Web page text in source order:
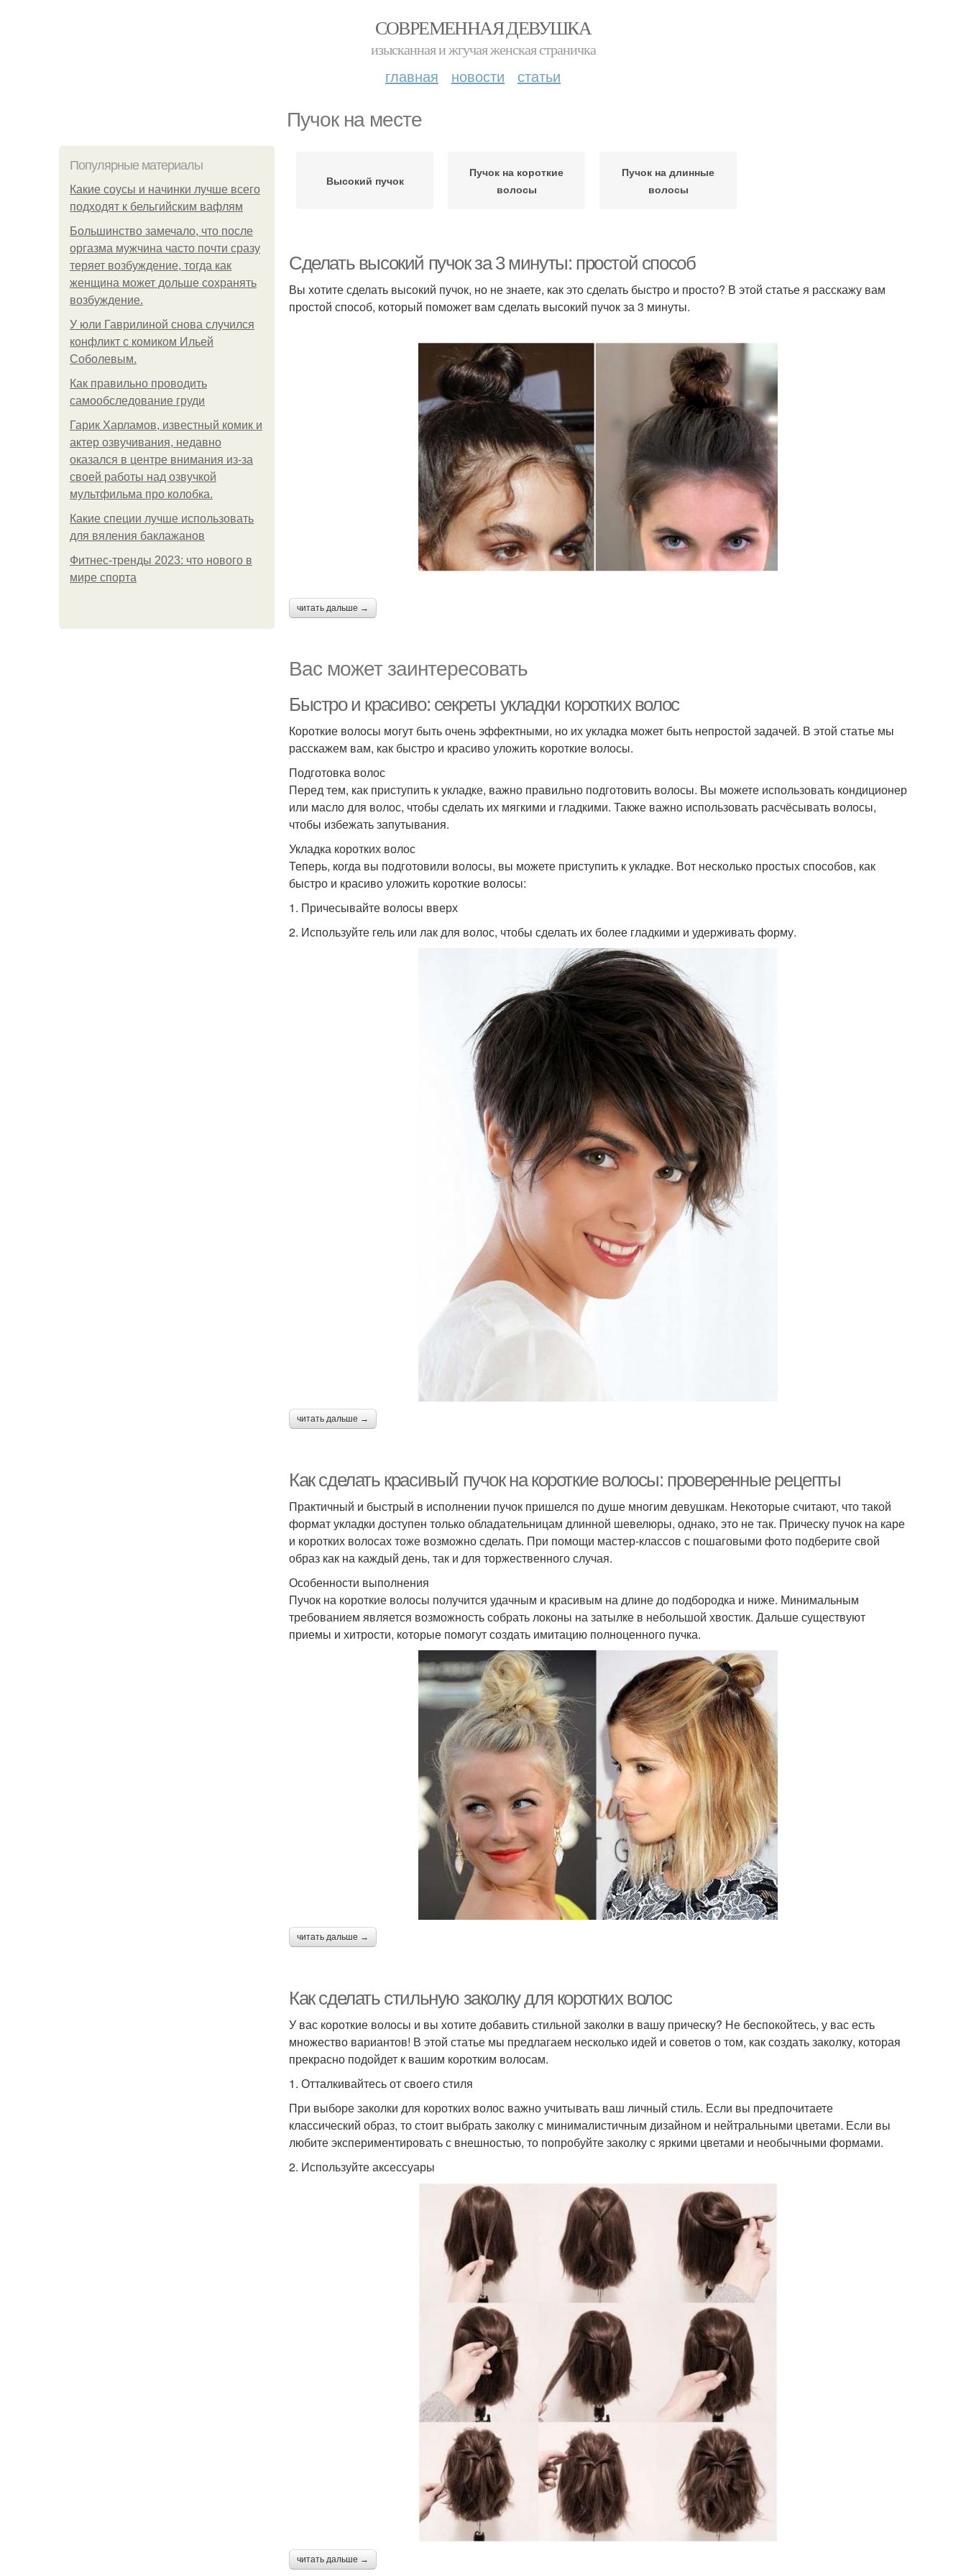
СОВРЕМЕННАЯ ДЕВУШКА
изысканная и жгучая женская страничка
главная новости статьи
Пучок на месте
Популярные материалы
Какие соусы и начинки лучше всего
подходят к бельгийским вафлям
Большинство замечало, что после
оргазма мужчина часто почти сразу
теряет возбуждение, тогда как
женщина может дольше сохранять
возбуждение.
У юли Гаврилиной снова случился
конфликт с комиком Ильей
Соболевым.
Как правильно проводить
самообследование груди
Гарик Харламов, известный комик и
актер озвучивания, недавно
оказался в центре внимания из-за
своей работы над озвучкой
мультфильма про колобка.
Какие специи лучше использовать
для вяления баклажанов
Фитнес-тренды 2023: что нового в
мире спорта
Высокий пучок
Пучок на короткие
волосы
Пучок на длинные
волосы
Сделать высокий пучок за 3 минуты: простой способ
Вы хотите сделать высокий пучок, но не знаете, как это сделать быстро и просто? В этой статье я расскажу вам
простой способ, который поможет вам сделать высокий пучок за 3 минуты.
читать дальше →
Вас может заинтересовать
Быстро и красиво: секреты укладки коротких волос
Короткие волосы могут быть очень эффектными, но их укладка может быть непростой задачей. В этой статье мы
расскажем вам, как быстро и красиво уложить короткие волосы.
Подготовка волос
Перед тем, как приступить к укладке, важно правильно подготовить волосы. Вы можете использовать кондиционер
или масло для волос, чтобы сделать их мягкими и гладкими. Также важно использовать расчёсывать волосы,
чтобы избежать запутывания.
Укладка коротких волос
Теперь, когда вы подготовили волосы, вы можете приступить к укладке. Вот несколько простых способов, как
быстро и красиво уложить короткие волосы:
1. Причесывайте волосы вверх
2. Используйте гель или лак для волос, чтобы сделать их более гладкими и удерживать форму.
читать дальше →
Как сделать красивый пучок на короткие волосы: проверенные рецепты
Практичный и быстрый в исполнении пучок пришелся по душе многим девушкам. Некоторые считают, что такой
формат укладки доступен только обладательницам длинной шевелюры, однако, это не так. Прическу пучок на каре
и коротких волосах тоже возможно сделать. При помощи мастер-классов с пошаговыми фото подберите свой
образ как на каждый день, так и для торжественного случая.
Особенности выполнения
Пучок на короткие волосы получится удачным и красивым на длине до подбородка и ниже. Минимальным
требованием является возможность собрать локоны на затылке в небольшой хвостик. Дальше существуют
приемы и хитрости, которые помогут создать имитацию полноценного пучка.
читать дальше →
Как сделать стильную заколку для коротких волос
У вас короткие волосы и вы хотите добавить стильной заколки в вашу прическу? Не беспокойтесь, у вас есть
множество вариантов! В этой статье мы предлагаем несколько идей и советов о том, как создать заколку, которая
прекрасно подойдет к вашим коротким волосам.
1. Отталкивайтесь от своего стиля
При выборе заколки для коротких волос важно учитывать ваш личный стиль. Если вы предпочитаете
классический образ, то стоит выбрать заколку с минималистичным дизайном и нейтральными цветами. Если вы
любите экспериментировать с внешностью, то попробуйте заколку с яркими цветами и необычными формами.
2. Используйте аксессуары
читать дальше →